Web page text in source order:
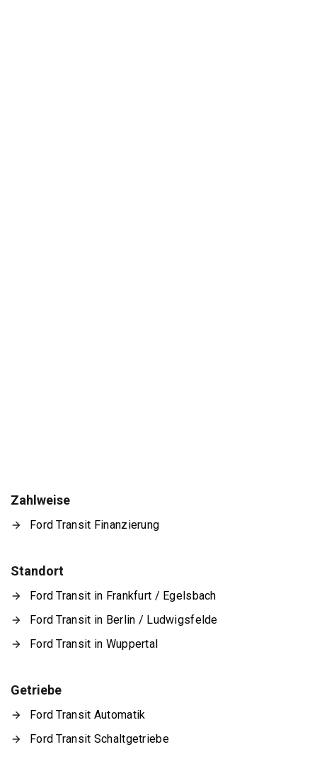
Zahlweise
Ford Transit Finanzierung
Standort
Ford Transit in Frankfurt / Egelsbach
Ford Transit in Berlin / Ludwigsfelde
Ford Transit in Wuppertal
Getriebe
Ford Transit Automatik
Ford Transit Schaltgetriebe